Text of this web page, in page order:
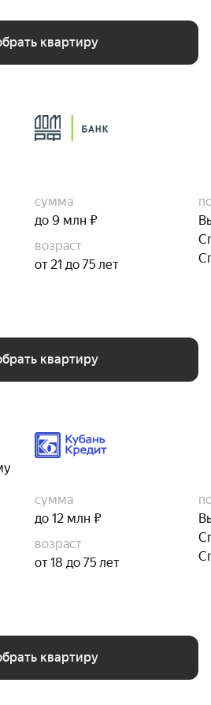
квартиру
сумма
до 9 млн ₽
возраст
от 21 до 75 лет
квартиру
сумма
до 12 млн ₽
возраст
от 18 до 75 лет
квартиру